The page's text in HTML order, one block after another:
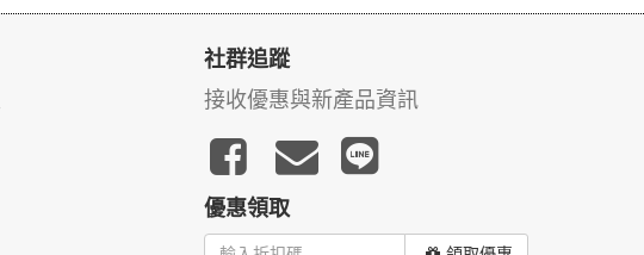
社群追蹤
接收優惠與新產品資訊
優惠領取